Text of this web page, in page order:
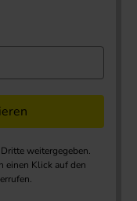
weitergegeben.
einen Klick auf den